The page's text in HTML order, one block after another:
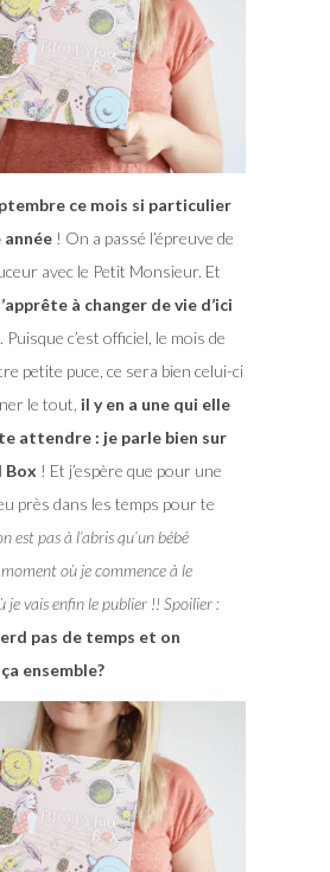
ce mois si particulier
! On a passé l’épreuve de
avec le Petit Monsieur. Et
à changer de vie d’ici
. Puisque c’est officiel, le mois de
petite puce, ce sera bien celui-ci
le tout, il y en a une qui elle
attendre : je parle bien sur
Box ! Et j’espère que pour une
près dans les temps pour te
est pas à l’abris qu’un bébé
où je commence à le
je vais enfin le publier !! Spoilier :
pas de temps et on
ensemble?